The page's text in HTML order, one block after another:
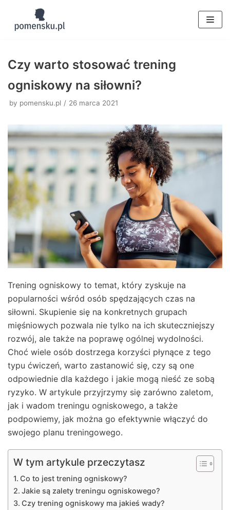
Skocz
Czy warto stosować trening
ogniskowy na siłowni?
by pomensku.pl 26 marca 2021
Trening ogniskowy to temat, który zyskuje na
popularności wśród osób spędzających czas na
siłowni. Skupienie się na konkretnych grupach
mięśniowych pozwala nie tylko na ich skuteczniejszy
rozwój, ale także na poprawę ogólnej wydolności.
Choć wiele osób dostrzega korzyści płynące z tego
typu ćwiczeń, warto zastanowić się, czy są one
odpowiednie dla każdego i jakie mogą nieść ze sobą
ryzyko. W artykule przyjrzymy się zarówno zaletom,
jak i wadom treningu ogniskowego, a także
podpowiemy, jak można go efektywnie włączyć do
swojego planu treningowego.
W tym artykule przeczytasz
Co to jest trening ogniskowy?
Jakie są zalety treningu ogniskowego?
Czy trening ogniskowy ma jakieś wady?